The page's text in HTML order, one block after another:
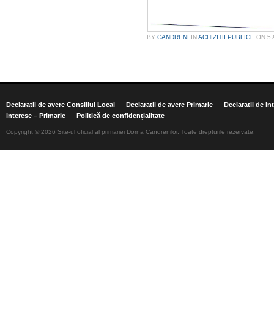
BY CANDRENI INACHIZITII PUBLICE ON 5
Declaratii de avere Consiliul Local Declaratii de avere Primarie
Declaratii de
interese – Primarie
Politică de confidențialitate
Copyright © 2026 Site-ul oficial al primariei Dorna Candrenilor. Toate drepturile rezervate.